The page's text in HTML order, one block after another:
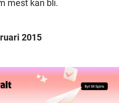
mest kan bli.
2015